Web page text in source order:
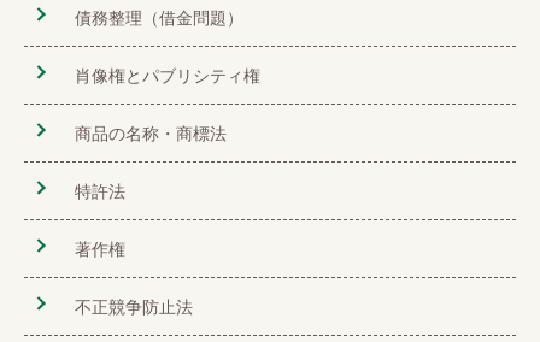
債務整理（借金問題）
肖像権とパブリシティ権
商品の名称・商標法
特許法
著作権
不正競争防止法